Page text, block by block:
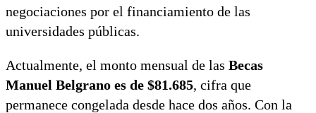
negociaciones por el financiamiento de las
universidades públicas.
Actualmente, el monto mensual de las Becas
Manuel Belgrano es de $81.685, cifra que
permanece congelada desde hace dos años. Con la